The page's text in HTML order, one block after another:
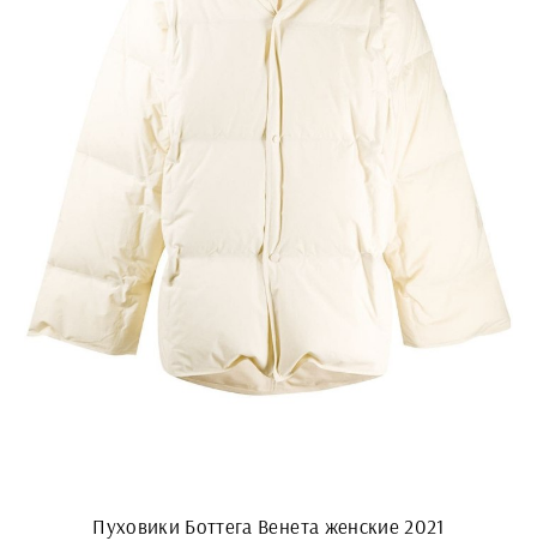
Пуховики Боттега Венета женские 2021